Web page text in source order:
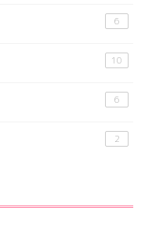
6
10
6
2